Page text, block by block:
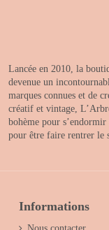
Lancée en 2010, la
devenue un
marques connues et de
créatif et vintage,
bohème pour
pour être faire rentrer le
Informations